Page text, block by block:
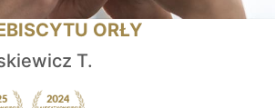
ORŁY
T.